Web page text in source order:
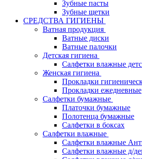
Зубные пасты
Зубные щетки
СРЕДСТВА ГИГИЕНЫ
Ватная продукция
Ватные диски
Ватные палочки
Детская гигиена
Салфетки влажные
Женская гигиена
Прокладки
Прокладки ежедневные
Салфетки бумажные
Платочки бумажные
Полотенца бумажные
Салфетки в боксах
Салфетки влажные
Салфетки влажные
Салфетки влажные д/